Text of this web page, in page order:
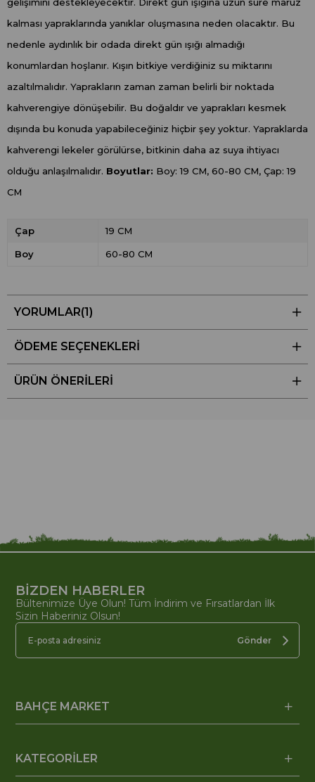
gelişimini destekleyecektir. Direkt gün ışığına uzun süre maruz
kalması yapraklarında yanıklar oluşmasına neden olacaktır. Bu
nedenle aydınlık bir odada direkt gün ışığı almadığı
konumlardan hoşlanır. Kışın bitkiye verdiğiniz su miktarını
azaltılmalıdır. Yaprakların zaman zaman belirli bir noktada
kahverengiye dönüşebilir. Bu doğaldır ve yaprakları kesmek
dışında bu konuda yapabileceğiniz hiçbir şey yoktur. Yapraklarda
kahverengi lekeler görülürse, bitkinin daha az suya ihtiyacı
olduğu anlaşılmalıdır. Boyutlar: Boy: 19 CM, 60-80 CM, Çap: 19
CM
Çap 19 CM
Boy 60-80 CM
YORUMLAR(1)
ÖDEME SEÇENEKLERI
ÜRÜN ÖNERILERI
BİZDEN HABERLER
Bültenimize Üye Olun! Tüm İndirim ve Fırsatlardan İlk
Sizin Haberiniz Olsun!
Gönder
BAHÇE MARKET
KATEGORİLER